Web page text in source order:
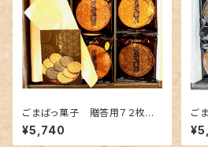
ごまばっ菓子 贈答用７２枚入
（白胡麻２４枚・黒胡麻２４枚・金
胡麻２４枚）
¥5,740
ご
答